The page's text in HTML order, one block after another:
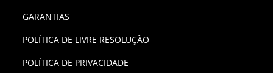
GARANTIAS
POLÍTICA DE LIVRE RESOLUÇÃO
POLÍTICA DE PRIVACIDADE